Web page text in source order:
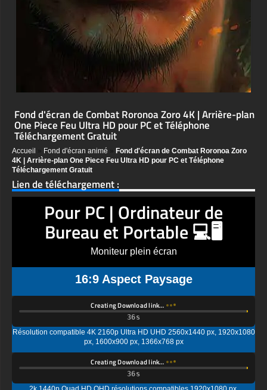
Fond d'écran de Combat Roronoa Zoro 4K | Arrière-plan
One Piece Feu Ultra HD pour PC et Téléphone
Téléchargement Gratuit
Accueil Fond d'écran animé
Fond d'écran de Combat Roronoa Zoro
4K | Arrière-plan One Piece Feu Ultra HD pour PC et Téléphone
Téléchargement Gratuit
Lien de téléchargement :
Pour PC | Ordinateur de
Bureau et Portable 💻🖥️
Moniteur plein écran
16:9 Aspect Paysage
Creating Download link…
Résolution compatible 4K 2160p Ultra HD UHD 2560x1440 px, 1920x1080
px, 1600x900 px, 1366x768 px
Creating Download link…
2k 1440p Quad HD QHD résolutions compatibles 1920x1080 px,